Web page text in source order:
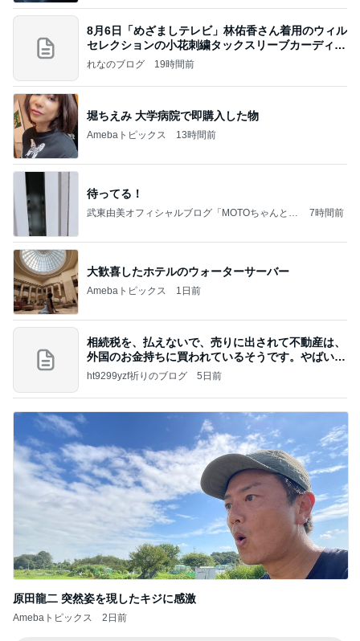
8月6日「めざましテレビ」林佑香さん着用のウィル
セレクションの小花刺繍タックスリーブカーディガ
ン
れなのブログ 19時間前
堀ちえみ 大学病院で即購入した物
Amebaトピックス 13時間前
待ってる！
武東由美オフィシャルブログ「MOTOちゃんとの
7時間前
大歓喜したホテルのウォーターサーバー
Amebaトピックス 1日前
相続税を、払えないで、売りに出されて不動産は、
外国のお金持ちに買われているそうです。やばいで
すよ
ht9299yzf祈りのブログ 5日前
原田龍二 突然姿を現したキジに感激
Amebaトピックス 2日前